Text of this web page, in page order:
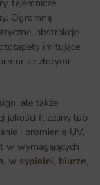
tajemnicze,
Ogromną
abstrakcje
imitujące
ze złotymi
ale także
jakości flizeliny lub
i promienie UV,
w wymagających
w sypialni, biurze,